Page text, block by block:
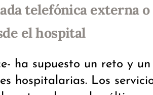
telefónica externa o
el hospital
ha supuesto un reto y
hospitalarias. Los